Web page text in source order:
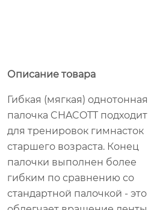
Описание товара
Гибкая (мягкая) однотонная
палочка CHACOTT подходит
для тренировок гимнасток
старшего возраста. Конец
палочки выполнен более
гибким по сравнению со
стандартной палочкой - это